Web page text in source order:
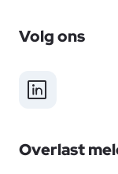
Volg ons
LinkedIn
Overlast